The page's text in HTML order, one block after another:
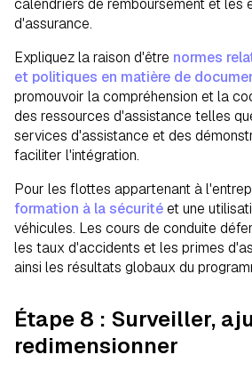
calendriers de remboursement et les
d'assurance.
Expliquez la raison d'être normes
et politiques en matière de
promouvoir la compréhension et la
des ressources d'assistance telles
services d'assistance et des
faciliter l'intégration.
Pour les flottes appartenant à
formation à la sécuritéet une
véhicules. Les cours de conduite
les taux d'accidents et les primes
ainsi les résultats globaux du
Étape 8 : Surveiller,
redimensionner